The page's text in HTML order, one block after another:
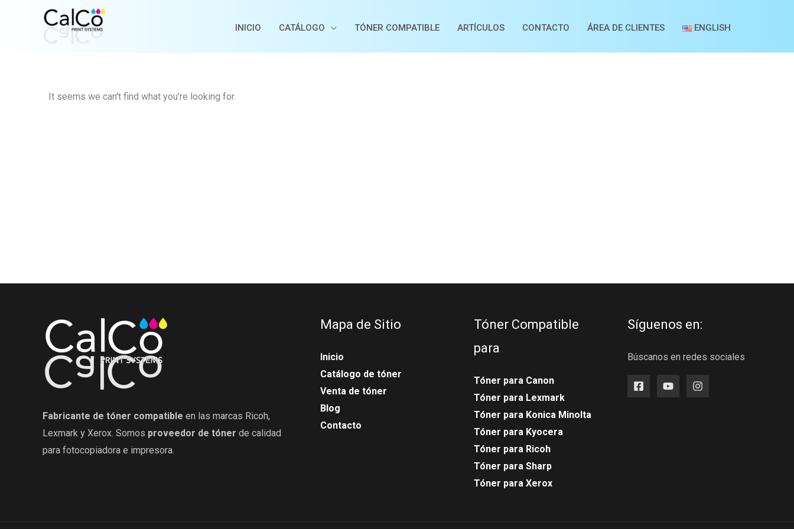
INICIO CATÁLOGO TÓNER COMPATIBLE ARTÍCULOS CONTACTO ÁREA DE CLIENTES ENGLISH
It seems we can't find what you're looking for.
Fabricante de tóner compatible en las marcas Ricoh,
Lexmark y Xerox. Somos proveedor de tóner de calidad
para fotocopiadora e impresora.
Mapa de Sitio
Inicio
Catálogo de tóner
Venta de tóner
Blog
Contacto
Tóner Compatible
para
Tóner para Canon
Tóner para Lexmark
Tóner para Konica Minolta
Tóner para Kyocera
Tóner para Ricoh
Tóner para Sharp
Tóner para Xerox
Síguenos en:
Búscanos en redes sociales